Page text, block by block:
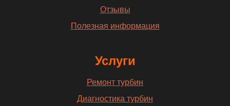
Отзывы
Полезная информация
Услуги
Ремонт турбин
Диагностика турбин